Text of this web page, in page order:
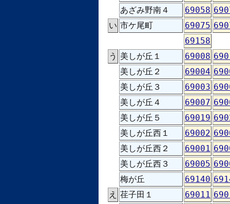
あざみ野南４
69058
い 市ケ尾町 69075
69158
う 美しが丘１ 69008
美しが丘２
69004
美しが丘３
69003
美しが丘４
69007
美しが丘５
69019
美しが丘西１
69002
美しが丘西２
69001
美しが丘西３
69005
梅が丘
69140
え 荏子田１ 69011